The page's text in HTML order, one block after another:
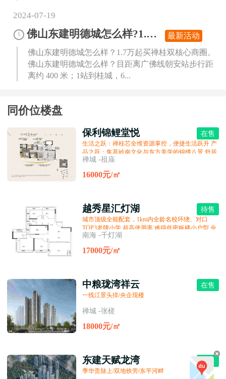
2024-07-19
佛山东建明德城怎么样?1.7万起买禅桂双核心商圈
最新活动
佛山东建明德城怎么样？1.7万起买禅桂双核心商圈。
佛山东建明德城怎么样？目距离广佛线朝安站步行距
离约 400 米；1站到桂城，6...
同价位楼盘
保利锦鲤堂悦 在售
生活之跃：禅桂芯全维资源掌控，便捷生活跃升 产
品之跃：集萃岭南文化与东方美学的锦绣八景 舒居
之跃：片区首个新规户型，使用率接近100% 品质
之跃：精工匠筑，首个下沉会所，品质生活跃升 服
禅城 -祖庙
16000元/㎡
越秀星汇灯湖 待售
城市顶级全能配套，1km内全龄名校环绕、对口
TOP3老牌小学 超高使用率 难得低密板楼小户型 全
南向公园景舱
南海 -千灯湖
17000元/㎡
中粮珑湾祥云 在售
一线江景头排/央企现楼
禅城 -张槎
18000元/㎡
东建天赋龙湾 在售
季华贵脉上/双地铁旁/东平河畔